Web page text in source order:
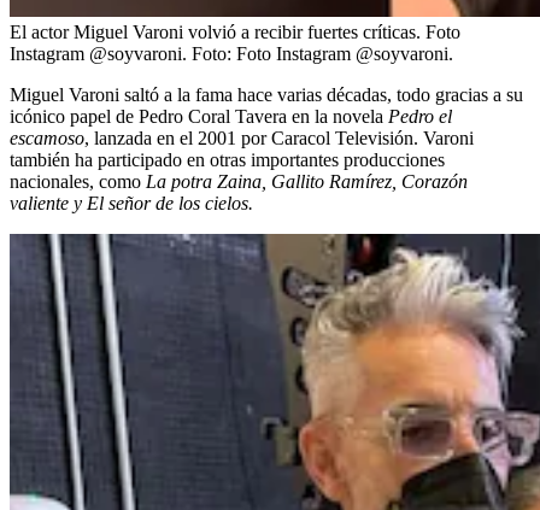
El actor Miguel Varoni volvió a recibir fuertes críticas. Foto
Instagram @soyvaroni. Foto: Foto Instagram @soyvaroni.
Miguel Varoni saltó a la fama hace varias décadas, todo gracias a su
icónico papel de Pedro Coral Tavera en la novela Pedro el
escamoso, lanzada en el 2001 por Caracol Televisión. Varoni
también ha participado en otras importantes producciones
nacionales, como La potra Zaina, Gallito Ramírez, Corazón
valiente y El señor de los cielos.